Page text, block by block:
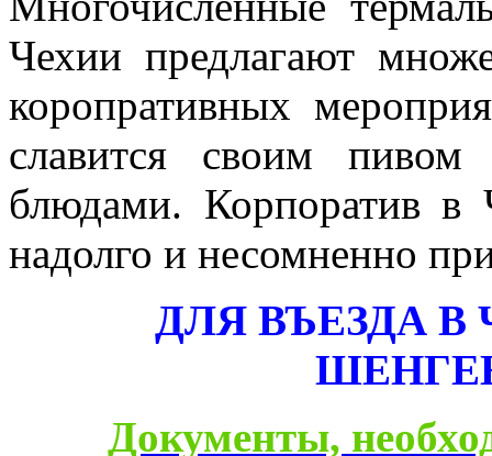
Чехии предлагают
коропративных
славится своим
блюдами. Корпоратив в
надолго и несомненно
ДЛЯ ВЪЕЗДА
Документы,